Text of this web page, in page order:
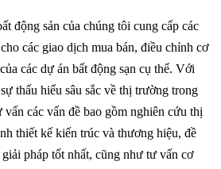
động sản của chúng tôi cung cấp các
các giao dịch mua bán, điều chỉnh cơ
các dự án bất động sạn cụ thể. Với
thấu hiểu sâu sắc về thị trường trong
các vấn đề bao gồm nghiên cứu thị
thiết kế kiến trúc và thương hiệu, đề
pháp tốt nhất, cũng như tư vấn cơ